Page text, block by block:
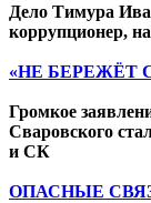
Дело Тимура
коррупционер,
«НЕ БЕРЕЖЁТ
Громкое
Сваровского
и СК
ОПАСНЫЕ